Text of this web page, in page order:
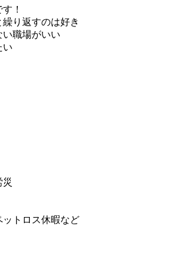
！
繰り返すのは好き
い職場がいい
い
トロス休暇など